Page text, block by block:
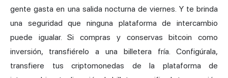
gente gasta en una salida nocturna de viernes. Y te brinda
una seguridad que ninguna plataforma de intercambio
puede igualar. Si compras y conservas bitcoin como
inversión, transfiérelo a una billetera fría. Configúrala,
transfiere tus criptomonedas de la plataforma de